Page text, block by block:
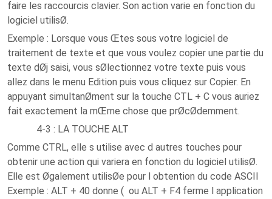
faire les raccourcis clavier. Son action varie en fonction du
logiciel utilisØ.
Exemple : Lorsque vous Œtes sous votre logiciel de
traitement de texte et que vous voulez copier une partie du
texte dØj saisi, vous sØlectionnez votre texte puis vous
allez dans le menu Edition puis vous cliquez sur Copier. En
appuyant simultanØment sur la touche CTL + C vous auriez
fait exactement la mŒme chose que prØcØdemment.
4-3 : LA TOUCHE ALT
Comme CTRL, elle s utilise avec d autres touches pour
obtenir une action qui variera en fonction du logiciel utilisØ.
Elle est Øgalement utilisØe pour l obtention du code ASCII
Exemple : ALT + 40 donne ( ou ALT + F4 ferme l application